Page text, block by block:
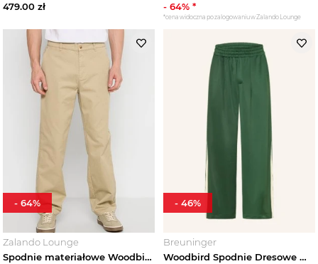
479.00 zł
- 64% *
*cena widoczna po zalogowaniu w Zalando Lounge
Zalando Lounge
Spodnie materiałowe Woodbird piaskowy
- 64%
Breuninger
Woodbird Spodnie Dresowe Wbchang gruen
- 46%